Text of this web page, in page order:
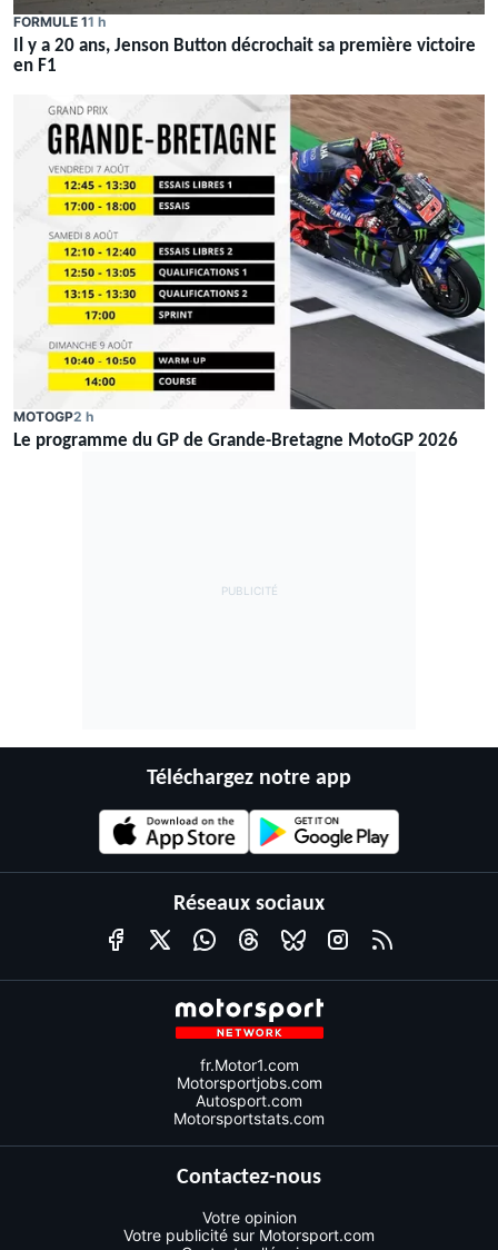
FORMULE 11 h
Il y a 20 ans, Jenson Button décrochait sa première victoire
en F1
MOTOGP2 h
Le programme du GP de Grande-Bretagne MotoGP 2026
Téléchargez notre app
Réseaux sociaux
fr.Motor1.com
Motorsportjobs.com
Autosport.com
Motorsportstats.com
Contactez-nous
Votre opinion
Votre publicité sur Motorsport.com